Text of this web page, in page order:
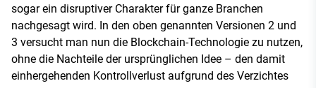
sogar ein disruptiver Charakter für ganze Branchen
nachgesagt wird. In den oben genannten Versionen 2 und
3 versucht man nun die Blockchain-Technologie zu nutzen,
ohne die Nachteile der ursprünglichen Idee – den damit
einhergehenden Kontrollverlust aufgrund des Verzichtes